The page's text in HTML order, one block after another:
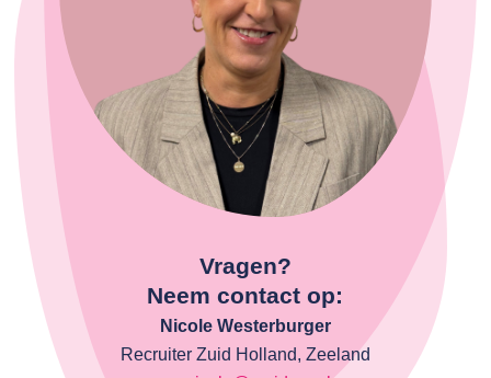
Vragen?
Neem contact op:
Nicole Westerburger
Recruiter Zuid Holland, Zeeland